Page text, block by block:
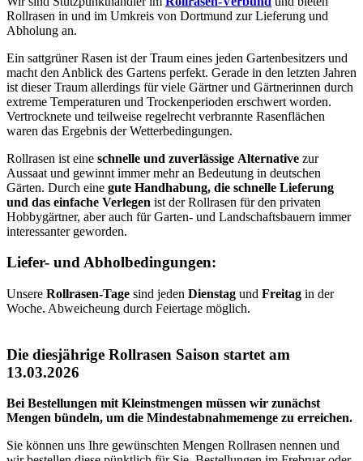
Rollrasen in und im Umkreis von Dortmund zur Lieferung und
Abholung an.
Ein sattgrüner Rasen ist der Traum eines jeden Gartenbesitzers und
macht den Anblick des Gartens perfekt. Gerade in den letzten Jahren
ist dieser Traum allerdings für viele Gärtner und Gärtnerinnen durch
extreme Temperaturen und Trockenperioden erschwert worden.
Vertrocknete und teilweise regelrecht verbrannte Rasenflächen
waren das Ergebnis der Wetterbedingungen.
Rollrasen ist eine schnelle und zuverlässige Alternative zur
Aussaat und gewinnt immer mehr an Bedeutung in deutschen
Gärten. Durch eine gute Handhabung, die schnelle Lieferung
und das einfache Verlegen ist der Rollrasen für den privaten
Hobbygärtner, aber auch für Garten- und Landschaftsbauern immer
interessanter geworden.
Liefer- und Abholbedingungen:
Unsere Rollrasen-Tage sind jeden Dienstag und Freitag in der
Woche. Abweicheung durch Feiertage möglich.
Die diesjährige Rollrasen Saison startet am
13.03.2026
Bei Bestellungen mit Kleinstmengen müssen wir zunächst
Mengen bündeln, um die Mindestabnahmemenge zu erreichen.
Sie können uns Ihre gewünschten Mengen Rollrasen nennen und